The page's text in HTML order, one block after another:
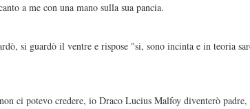
a me con una mano sulla sua pancia.
si guardò il ventre e rispose "si, sono incinta e in teoria
ci potevo credere, io Draco Lucius Malfoy diventerò